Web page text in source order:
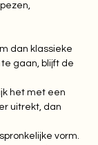
dan klassieke
gaan, blijft de
het met een
uitrekt, dan
vorm.